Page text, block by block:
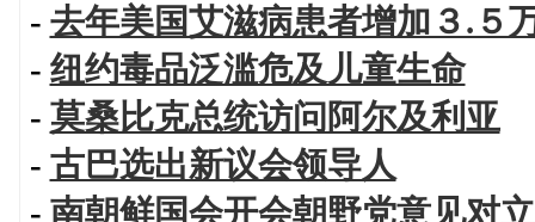
- 去年美国艾滋病患者增加３.５
- 纽约毒品泛滥危及儿童生命
- 莫桑比克总统访问阿尔及利亚
- 古巴选出新议会领导人
- 南朝鲜国会开会朝野党意见对立